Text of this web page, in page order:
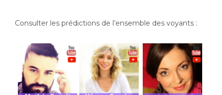
Consulter les prédictions de l’ensemble des voyants :